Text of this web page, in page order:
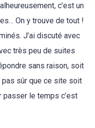
c’est un
On y trouve de tout !
J’ai discuté avec
très peu de suites
sans raison, soit
sûr que ce site soit
passer le temps c’est